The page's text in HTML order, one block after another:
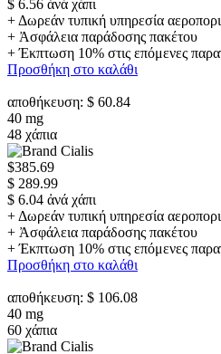
$ 6.56 ἀνά χάπι
+ Δωρεάν τυπική υπηρεσία
+ Ἀσφάλεια παράδοσης πακέτου
+ Έκπτωση 10% στις επόμενες
Προσθήκη στο καλάθι
αποθήκευση: $ 60.84
40 mg
48 χάπια
$385.69
$ 289.99
$ 6.04 ἀνά χάπι
+ Δωρεάν τυπική υπηρεσία
+ Ἀσφάλεια παράδοσης πακέτου
+ Έκπτωση 10% στις επόμενες
Προσθήκη στο καλάθι
αποθήκευση: $ 106.08
40 mg
60 χάπια